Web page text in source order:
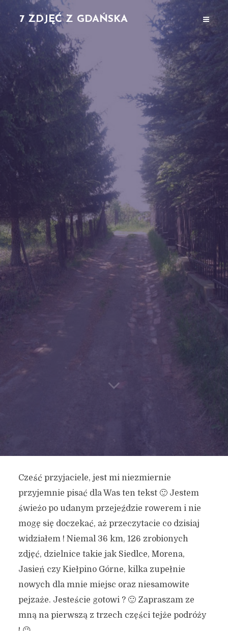
7 ZDJĘĆ Z GDAŃSKA
Cześć przyjaciele, jest mi niezmiernie
przyjemnie pisać dla Was ten tekst 🙂 Jestem
świeżo po udanym przejeździe rowerem i nie
mogę się doczekać, aż przeczytacie co dzisiaj
widziałem ! Niemal 36 km, 126 zrobionych
zdjęć, dzielnice takie jak Siedlce, Morena,
Jasień czy Kiełpino Górne, kilka zupełnie
nowych dla mnie miejsc oraz niesamowite
pejzaże. Jesteście gotowi ? 🙂 Zapraszam ze
mną na pierwszą z trzech części tejże podróży